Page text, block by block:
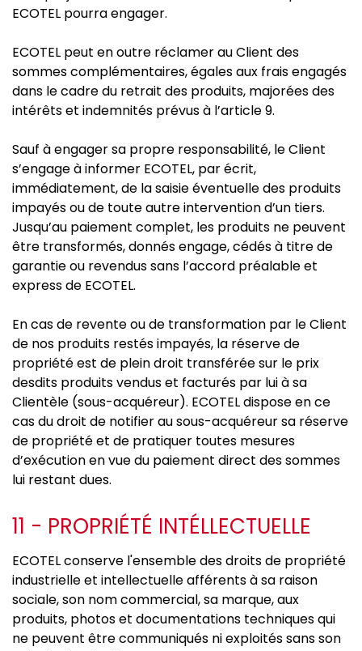
ECOTEL pourra engager.
ECOTEL peut en outre réclamer au Client des
sommes complémentaires, égales aux frais engagés
dans le cadre du retrait des produits, majorées des
intérêts et indemnités prévus à l’article 9.
Sauf à engager sa propre responsabilité, le Client
s’engage à informer ECOTEL, par écrit,
immédiatement, de la saisie éventuelle des produits
impayés ou de toute autre intervention d’un tiers.
Jusqu’au paiement complet, les produits ne peuvent
être transformés, donnés engage, cédés à titre de
garantie ou revendus sans l’accord préalable et
express de ECOTEL.
En cas de revente ou de transformation par le Client
de nos produits restés impayés, la réserve de
propriété est de plein droit transférée sur le prix
desdits produits vendus et facturés par lui à sa
Clientèle (sous-acquéreur). ECOTEL dispose en ce
cas du droit de notifier au sous-acquéreur sa réserve
de propriété et de pratiquer toutes mesures
d’exécution en vue du paiement direct des sommes
lui restant dues.
11 - PROPRIÉTÉ INTÉLLECTUELLE
ECOTEL conserve l'ensemble des droits de propriété
industrielle et intellectuelle afférents à sa raison
sociale, son nom commercial, sa marque, aux
produits, photos et documentations techniques qui
ne peuvent être communiqués ni exploités sans son